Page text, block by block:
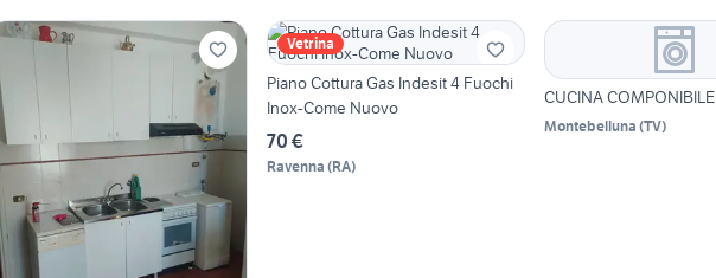
Vetrina
Piano Cottura Gas Indesit 4 Fuochi
Inox-Come Nuovo
70 €
Ravenna (RA)
CUCINA COMPONIBILE
Montebelluna (TV)